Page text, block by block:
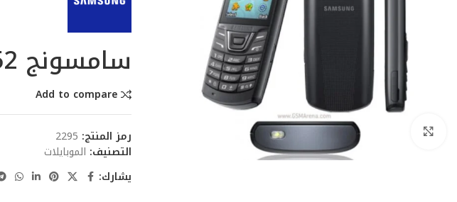
سامسونج E2152
Add to compare
رمز المنتج: 2295
التصنيف: الموبايلات
يشارك: